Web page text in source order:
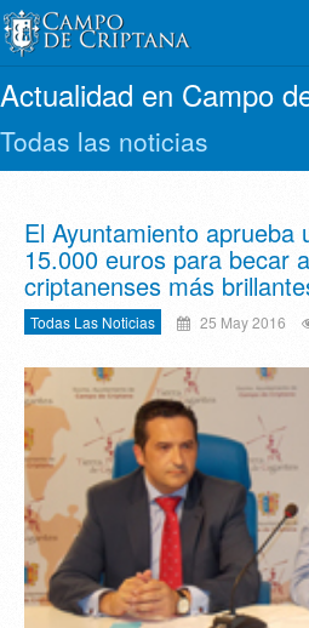
Actualidad en Campo
Todas las noticias
El Ayuntamiento aprueba
15.000 euros para becar
criptanenses más
Todas Las Noticias 25 May 2016